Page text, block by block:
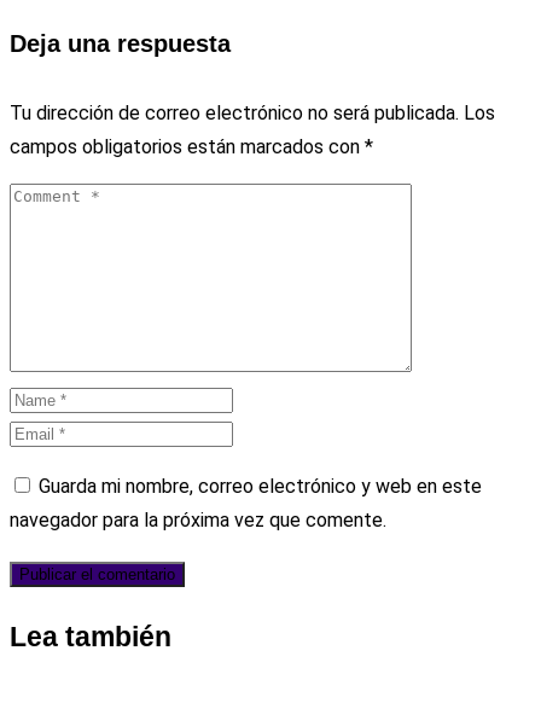
Deja una respuesta
Tu dirección de correo electrónico no será publicada. Los
campos obligatorios están marcados con *
Guarda mi nombre, correo electrónico y web en este
navegador para la próxima vez que comente.
Lea también